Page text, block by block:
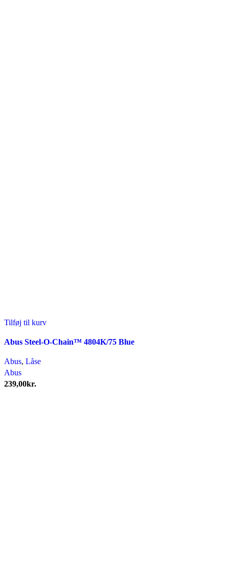
Tilføj til kurv
Abus Steel-O-Chain™ 4804K/75 Blue
Abus, Låse
Abus
239,00kr.